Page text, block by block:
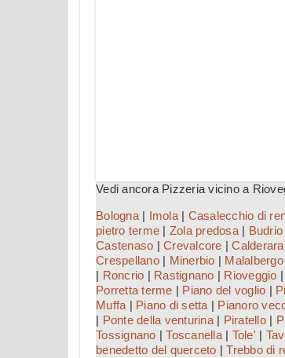
Vedi ancora Pizzeria vicino a
Bologna| Imola| Casalecchio di
pietro terme | Zola predosa| Budrio
Castenaso | Crevalcore |
Crespellano| Minerbio | Malalbergo
| Roncrio | Rastignano | Rioveggio |
Porretta terme | Piano del voglio |
Muffa | Piano di setta | Pianoro
| Ponte della venturina| Piratello|
Tossignano |Toscanella| Tole' |
benedetto del querceto |Trebbo di